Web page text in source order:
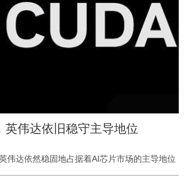
英伟达依旧稳守主导地位
伟达依然稳固地占据着AI芯片市场的主导地位